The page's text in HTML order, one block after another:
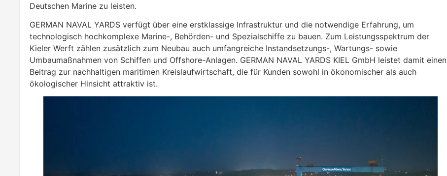
Deutschen Marine zu leisten.
GERMAN NAVAL YARDS verfügt über eine erstklassige Infrastruktur und die notwendige Erfahrung, um
technologisch hochkomplexe Marine-, Behörden- und Spezialschiffe zu bauen. Zum Leistungsspektrum der
Kieler Werft zählen zusätzlich zum Neubau auch umfangreiche Instandsetzungs-, Wartungs- sowie
Umbaumaßnahmen von Schiffen und Offshore-Anlagen. GERMAN NAVAL YARDS KIEL GmbH leistet damit einen
Beitrag zur nachhaltigen maritimen Kreislaufwirtschaft, die für Kunden sowohl in ökonomischer als auch
ökologischer Hinsicht attraktiv ist.